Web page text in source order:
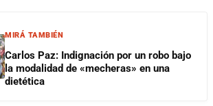
MIRÁ TAMBIÉN
Carlos Paz: Indignación por un robo bajo
la modalidad de «mecheras» en una
dietética